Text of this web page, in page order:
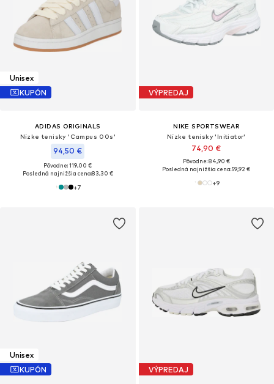
Unisex
KUPÓN
ADIDAS ORIGINALS
Nízke tenisky 'Campus 00s'
94,50 €
Pôvodne: 119,00 €
Posledná najnižšia cena:83,30 €
+7
VÝPREDAJ
NIKE SPORTSWEAR
Nízke tenisky 'Initiator'
74,90 €
Pôvodne: 84,90 €
Posledná najnižšia cena:59,92 €
+9
Unisex
KUPÓN
VÝPREDAJ